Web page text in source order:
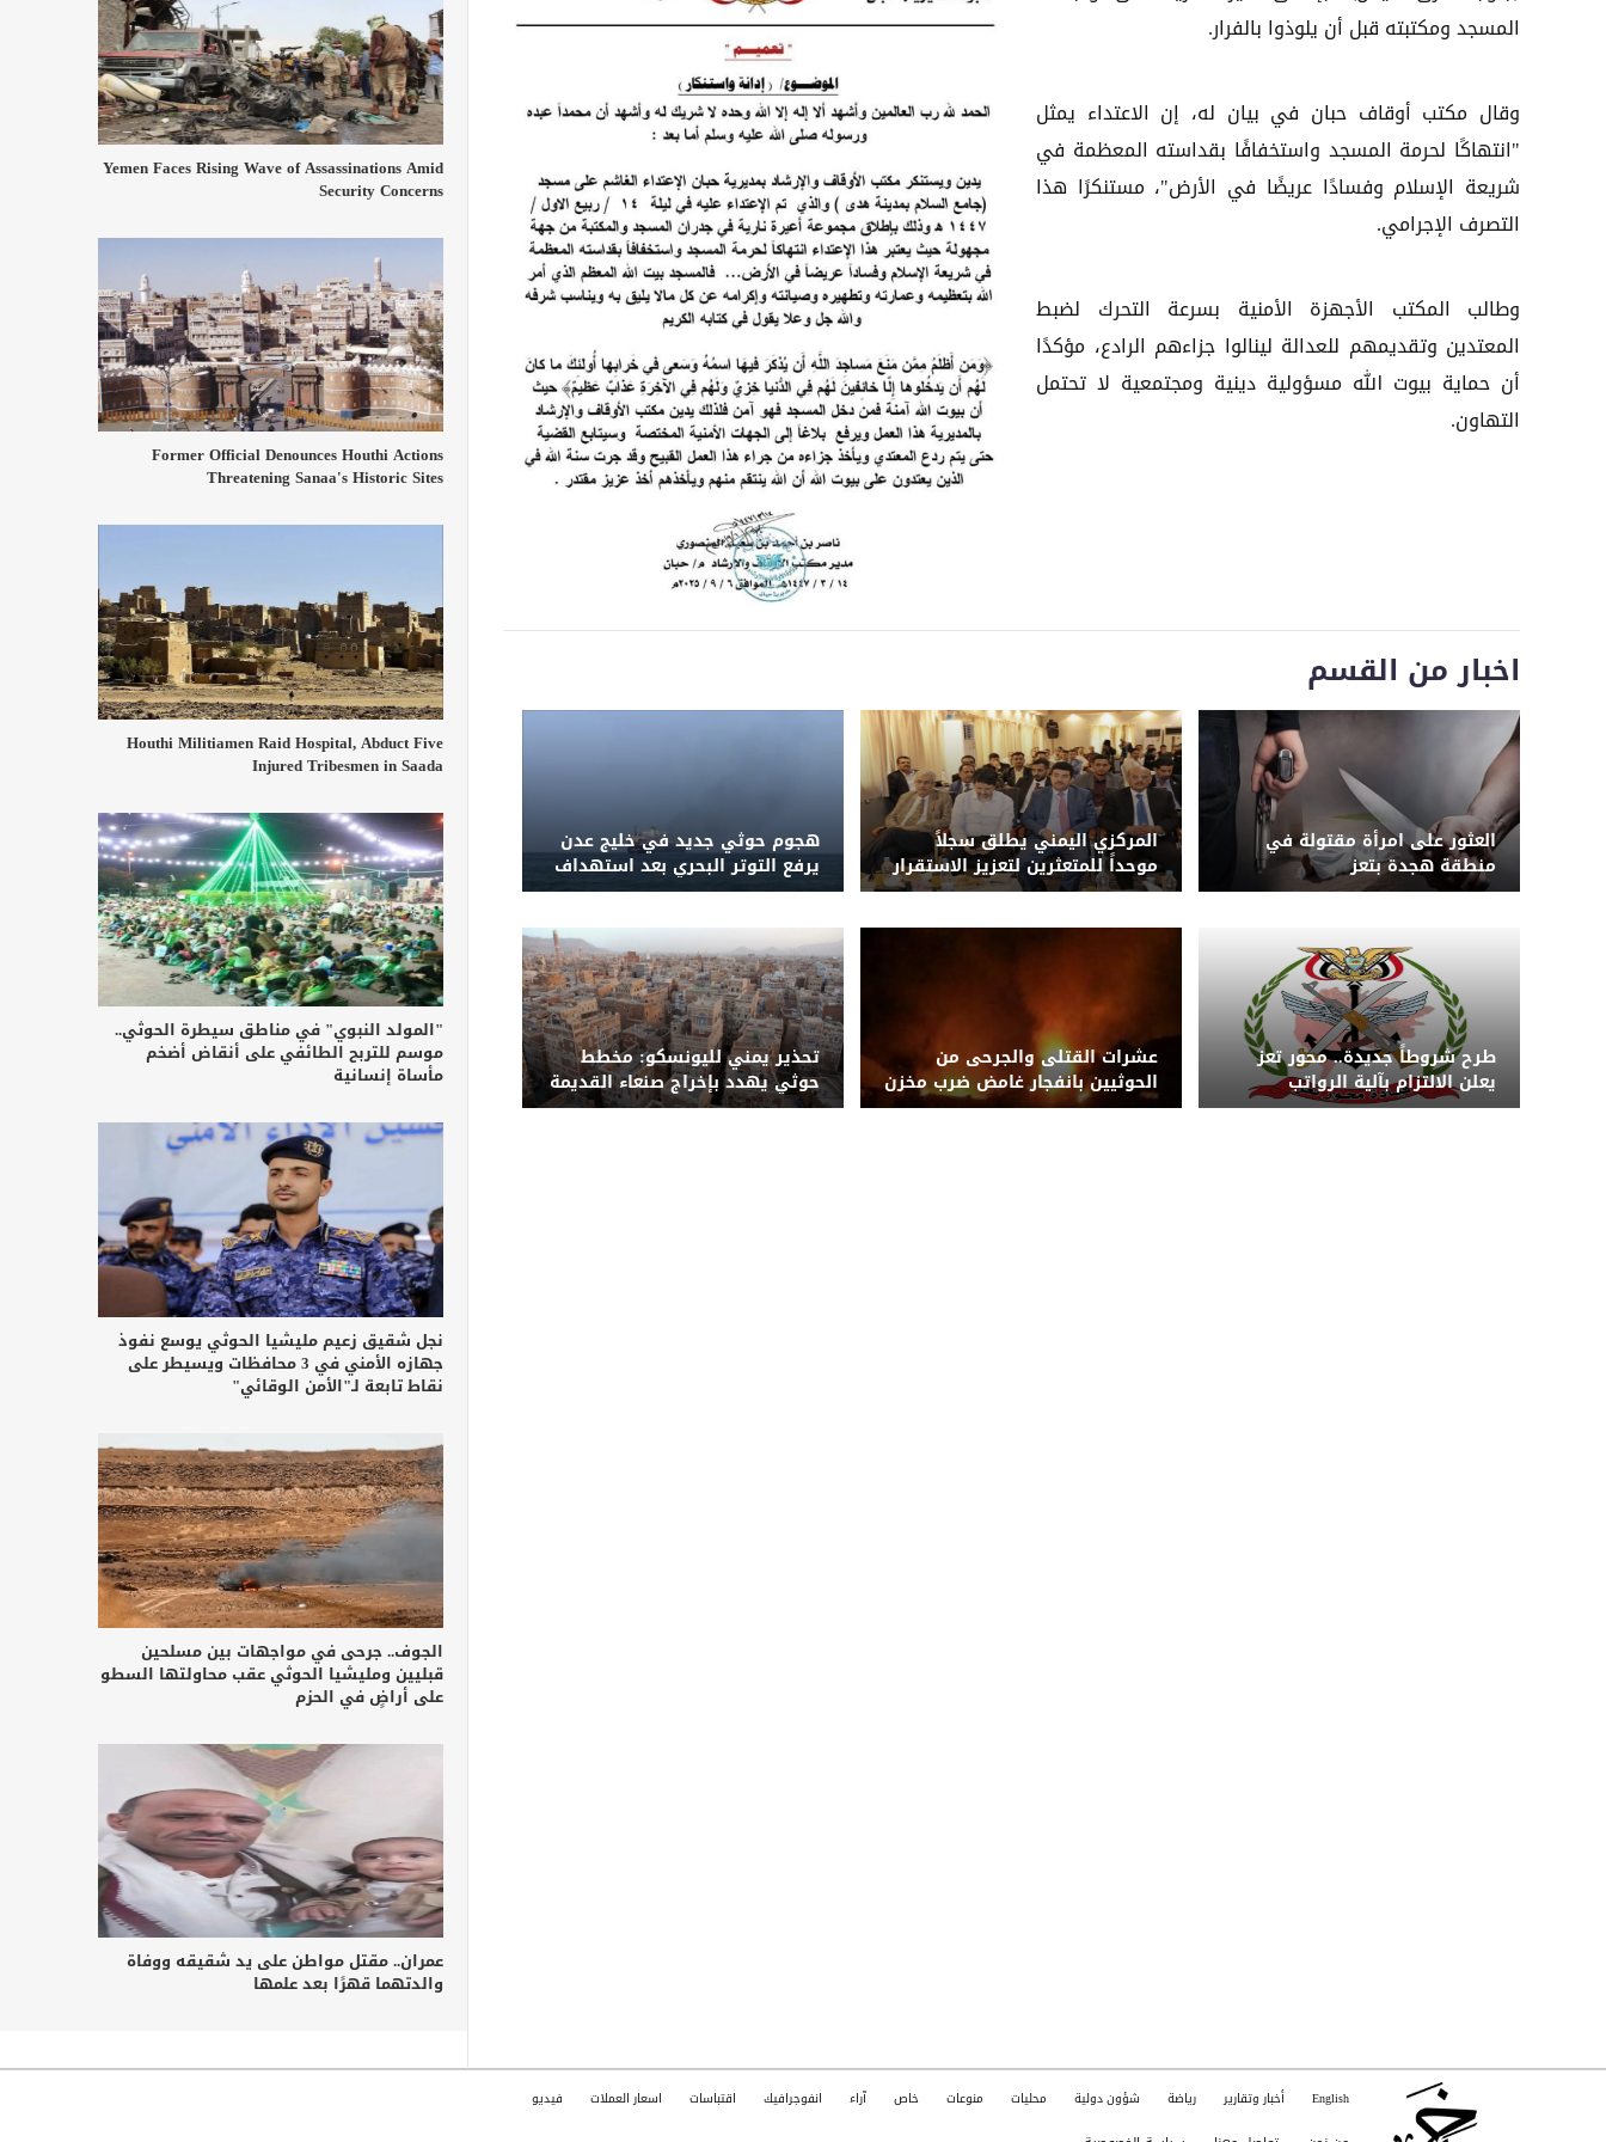
المسجد ومكتبته قبل أن يلوذوا بالفرار.
وقال مكتب أوقاف حبان في بيان له، إن الاعتداء يمثل
"انتهاكًا لحرمة المسجد واستخفافًا بقداسته المعظمة في
شريعة الإسلام وفسادًا عريضًا في الأرض"، مستنكرًا هذا
التصرف الإجرامي.
وطالب المكتب الأجهزة الأمنية بسرعة التحرك لضبط
المعتدين وتقديمهم للعدالة لينالوا جزاءهم الرادع، مؤكدًا
أن حماية بيوت الله مسؤولية دينية ومجتمعية لا تحتمل
التهاون.
اخبار من القسم
العثور على امرأة مقتولة في
منطقة هجدة بتعز
المركزي اليمني يطلق سجلاً
موحداً للمتعثرين لتعزيز الاستقرار
المالي والحد من المخاطر
هجوم حوثي جديد في خليج عدن
يرفع التوتر البحري بعد استهداف
سفينة سعودية
طرح شروطاً جديدة.. محور تعز
يعلن الالتزام بآلية الرواتب
الجديدة بعد اتهامات بعرقلة
عشرات القتلى والجرحى من
الحوثيين بانفجار غامض ضرب مخزن
أسلحة في صنعاء
تحذير يمني لليونسكو: مخطط
حوثي يهدد بإخراج صنعاء القديمة
من قائمة التراث العالمي
Yemen Faces Rising Wave of Assassinations Amid
Security Concerns
Former Official Denounces Houthi Actions
Threatening Sanaa's Historic Sites
Houthi Militiamen Raid Hospital, Abduct Five
Injured Tribesmen in Saada
"المولد النبوي" في مناطق سيطرة الحوثي..
موسم للتربح الطائفي على أنقاض أضخم
مأساة إنسانية
نجل شقيق زعيم مليشيا الحوثي يوسع نفوذ
جهازه الأمني في 3 محافظات ويسيطر على
نقاط تابعة لـ"الأمن الوقائي"
الجوف.. جرحى في مواجهات بين مسلحين
قبليين ومليشيا الحوثي عقب محاولتها السطو
على أراضٍ في الحزم
عمران.. مقتل مواطن على يد شقيقه ووفاة
والدتهما قهرًا بعد علمها
English أخبار وتقارير رياضة شؤون دولية محليات منوعات خاص آراء انفوجرافيك اقتباسات اسعار العملات فيديو